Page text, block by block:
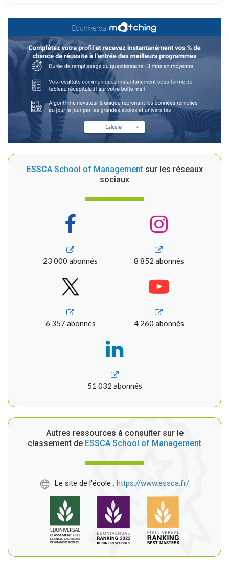
ESSCA School of Management sur les réseaux
sociaux
23 000 abonnés 8 852 abonnés
6 357 abonnés 4 260 abonnés
51 032 abonnés
Autres ressources à consulter sur le
classement de ESSCA School of Management
Le site de l'école : https://www.essca.fr/